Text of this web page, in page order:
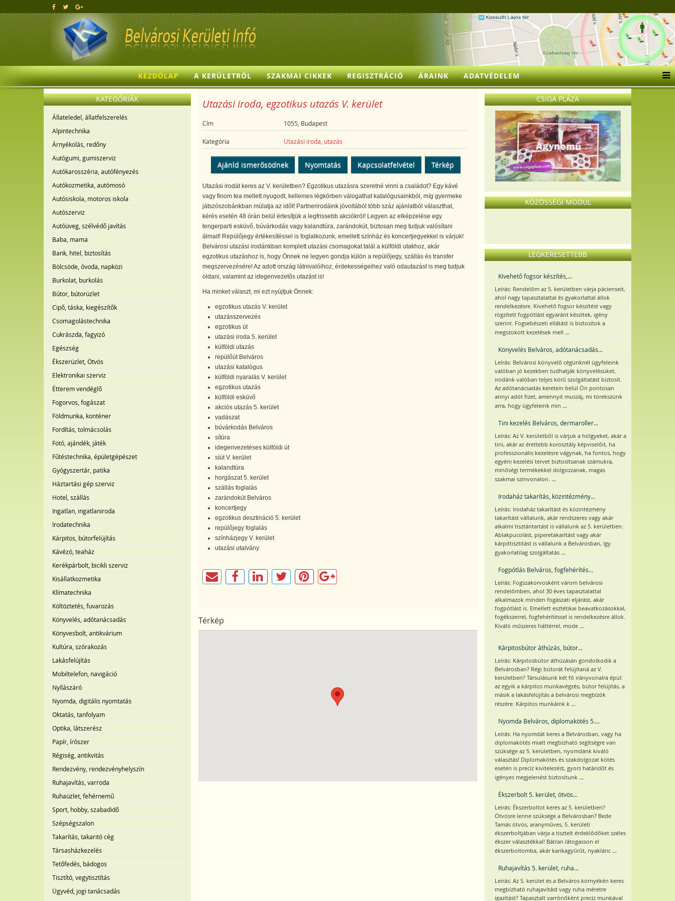
KEZDŐLAP A KERÜLETRŐL SZAKMAI CIKKEK REGISZTRÁCIÓ ÁRAINK ADATVÉDELEM
KATEGÓRIÁK
Állateledel, állatfelszerelés
Alpintechnika
Árnyékolás, redőny
Autógumi, gumiszerviz
Autókarosszéria, autófényezés
Autókozmetika, autómosó
Autósiskola, motoros iskola
Autószerviz
Autóüveg, szélvédő javítás
Baba, mama
Bank, hitel, biztosítás
Bölcsöde, óvoda, napközi
Burkolat, burkolás
Bútor, bútorüzlet
Cipő, táska, kiegészítők
Csomagolástechnika
Cukrászda, fagyizó
Egészség
Ékszerüzlet, Ötvös
Elektronikai szerviz
Étterem vendéglő
Fogorvos, fogászat
Földmunka, konténer
Fordítás, tolmácsolás
Fotó, ajándék, játék
Fűtéstechnika, épületgépészet
Gyógyszertár, patika
Háztartási gép szerviz
Hotel, szállás
Ingatlan, ingatlaniroda
Irodatechnika
Kárpitos, bútorfelújítás
Kávézó, teaház
Kerékpárbolt, bicikli szerviz
Kisállatkozmetika
Klímatechnika
Költöztetés, fuvarozás
Könyvelés, adótanácsadás
Könyvesbolt, antikvárium
Kultúra, szórakozás
Lakásfelújítás
Mobiltelefon, navigáció
Nyílászáró
Nyomda, digitális nyomtatás
Oktatás, tanfolyam
Optika, látszerész
Papír, írószer
Régiség, antikvitás
Rendezvény, rendezvényhelyszín
Ruhajavítás, varroda
Ruhaüzlet, fehérnemű
Sport, hobby, szabadidő
Szépségszalon
Takarítás, takaritó cég
Társasházkezelés
Tetőfedés, bádogos
Tisztító, vegytisztítás
Ügyvéd, jogi tanácsadás
Utazási iroda, egzotikus utazás V. kerület
Cím 1055, Budapest
Kategória Utazási iroda, utazás
Ajánld ismerősödnek Nyomtatás Kapcsolatfelvétel Térkép
Utazási irodát keres az V. kerületben? Egzotikus utazásra szeretné vinni a családot? Egy kávé
vagy finom tea mellett nyugodt, kellemes légkörben válogathat katalógusainkból, míg gyermeke
játszószobánkban múlatja az időt! Partnerirodáink jóvoltából több száz ajánlatból választhat,
kérés esetén 48 órán belül értesítjük a legfrissebb akciókról! Legyen az elképzelése egy
tengerparti esküvő, búvárkodás vagy kalandtúra, zarándokút, biztosan meg tudjuk valósítani
álmait! Repülőjegy értékesítéssel is foglalkozunk, emellett színház és koncertjegyekkel is várjuk!
Belvárosi utazási irodánkban komplett utazási csomagokat talál a külföldi utakhoz, akár
egzotikus utazáshoz is, hogy Önnek ne legyen gondja külön a repülőjegy, szállás és transfer
megszervezésére! Az adott ország látnivalóihoz, érdekességeihez való odautazást is meg tudjuk
oldani, valamint az idegenvezetős utazást is!
Ha minket választ, mi ezt nyújtjuk Önnek:
egzotikus utazás V. kerület
utazásszervezés
egzotikus út
utazási iroda 5. kerület
külföldi utazás
repülőút Belváros
utazási katalógus
külföldi nyaralás V. kerület
egzotikus utazás
külföldi esküvő
akciós utazás 5. kerület
vadászat
búvárkodás Belváros
sítúra
idegenvezetéses külföldi út
síút V. kerület
kalandtúra
horgászat 5. kerület
szállás foglalás
zarándokút Belváros
koncertjegy
egzotikus desztináció 5. kerület
repülőjegy foglalás
színházjegy V. kerület
utazási utalvány
Térkép
CSIGA PLÁZA
KÖZÖSSÉGI MODUL
LEGKERESETTEBB
Kivehető fogsor készítés,...
Leírás: Rendelőm az 5. kerületben várja pácienseit,
ahol nagy tapasztalattal és gyakorlattal állok
rendelkezésre. Kivehető fogsor készítést vagy
rögzített fogpótlást egyaránt készítek, igény
szerint. Fogsebészeti ellátást is biztosítok a
megszokott kezelések mell ...
Könyvelés Belváros, adótanácsadás...
Leírás: Belvárosi könyvelő cégünknél ügyfeleink
valóban jó kezekben tudhatják könyvelésüket,
irodánk valóban teljes körű szolgáltatást biztosít.
Az adótanácsadás keretein belül Ön pontosan
annyi adót fizet, amennyit muszáj, mi törekszünk
arra, hogy ügyfeleink min ...
Tini kezelés Belváros, dermaroller...
Leírás: Az V. kerületből is várjuk a hölgyeket, akár a
tini, akár az érettebb korosztály képviselőit, ha
professzionális kezelésre vágynak, ha fontos, hogy
egyéni kezelési tervet biztosítsanak számukra,
minőségi termékekkel dolgozzanak, magas
szakmai színvonalon. ...
Irodaház takarítás, közintézmény...
Leírás: Irodaház takarítást és közintézmény
takarítást vállalunk, akár rendszeres vagy akár
alkalmi tisztántartást is vállalunk az 5. kerületben.
Ablakpucolást, piperetakarítást vagy akár
kárpittisztítást is vállalunk a Belvárosban, így
gyakorlatilag szolgáltatás ...
Fogpótlás Belváros, fogfehérítés...
Leírás: Fogszakorvosként várom belvárosi
rendelőmben, ahol 30 éves tapasztalattal
alkalmazok minden fogászati eljárást, akár
fogpótlást is. Emellett esztétikai beavatkozásokkal,
fogékszerrel, fogfehérítéssel is rendelkezésre állok.
Kiváló műszeres háttérrel, mode ...
Kárpitosbútor áthúzás, bútor...
Leírás: Kárpitosbútor áthúzásán gondolkodik a
Belvárosban? Régi bútorát felújítaná az V.
kerületben? Társulásunk két fő irányvonalra épül:
az egyik a kárpitos munkavégzés, bútor felújítás, a
másik a lakásfelújítás a belvárosi megbízók
részére. Kárpitos munkáink k ...
Nyomda Belváros, diplomakötés 5....
Leírás: Ha nyomdát keres a Belvárosban, vagy ha
diplomakötés miatt megbízható segítségre van
szüksége az 5. kerületben, nyomdánk kiváló
választás! Diplomakötés és szakdolgozat kötés
esetén is precíz kivitelezést, gyors határidőt és
igényes megjelenést biztosítunk ...
Ékszerbolt 5. kerület, ötvös...
Leírás: Ékszerboltot keres az 5. kerületben?
Ötvösre lenne szüksége a Belvárosban? Bede
Tamás ötvös, aranyműves, 5. kerületi
ékszerboltjában várja a tisztelt érdeklődőket széles
ékszer választékkal! Bátran látogasson el
ékszerboltomba, akár karikagyűrűt, nyaklánc ...
Ruhajavítás 5. kerület, ruha...
Leírás: Az 5. kerület és a Belváros környékén keres
megbízható ruhajavítást vagy ruha méretre
igazítást? Tapasztalt varrónőként precíz munkával